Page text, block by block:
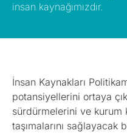
insan kaynağımızdır.
İnsan Kaynakları
potansiyellerini ortaya
sürdürmelerini ve kurum
taşımalarını sağlayacak